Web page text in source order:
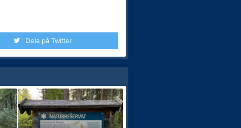
Dela på Twitter